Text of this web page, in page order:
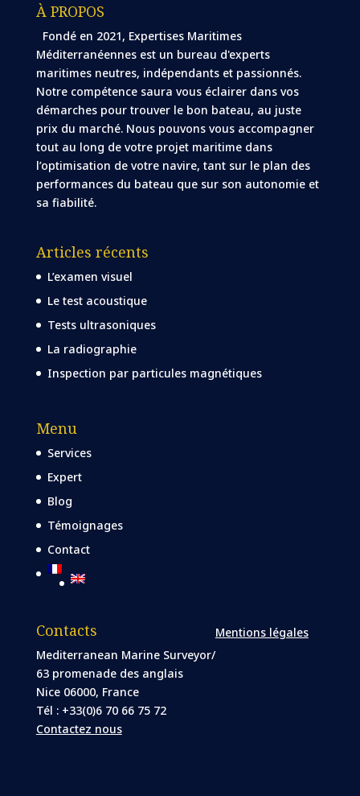
À PROPOS
Fondé en 2021, Expertises Maritimes
Méditerranéennes est un bureau d'experts
maritimes neutres, indépendants et passionnés.
Notre compétence saura vous éclairer dans vos
démarches pour trouver le bon bateau, au juste
prix du marché. Nous pouvons vous accompagner
tout au long de votre projet maritime dans
l’optimisation de votre navire, tant sur le plan des
performances du bateau que sur son autonomie et
sa fiabilité.
Articles récents
L’examen visuel
Le test acoustique
Tests ultrasoniques
La radiographie
Inspection par particules magnétiques
Menu
Services
Expert
Blog
Témoignages
Contact
Contacts
Mediterranean Marine Surveyor/
63 promenade des anglais
Nice 06000, France
Tél : +33(0)6 70 66 75 72
Contactez nous
Mentions légales